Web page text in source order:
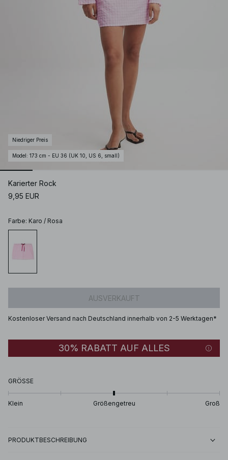
Niedriger Preis
Model : 173 cm - EU 36 (UK 10, US 6, small)
Karierter Rock
9,95 EUR
Farbe: Karo / Rosa
AUSVERKAUFT
Kostenloser Versand nach Deutschland innerhalb von 2-5 Werktagen*
30% RABATT AUF ALLES
GRÖSSE
Klein Größengetreu Groß
PRODUKTBESCHREIBUNG